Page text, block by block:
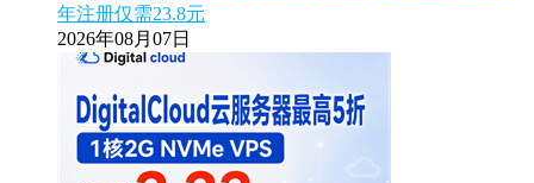
年注册仅需23.8元
2026年08月07日